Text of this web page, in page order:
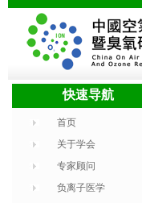
快速导航
首页
关于学会
专家顾问
负离子医学